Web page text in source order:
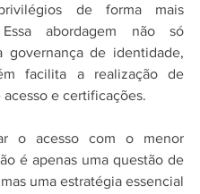
de forma mais
abordagem não só
governança de identidade,
facilita a realização de
acesso e certificações.
o acesso com o menor
é apenas uma questão de
uma estratégia essencial